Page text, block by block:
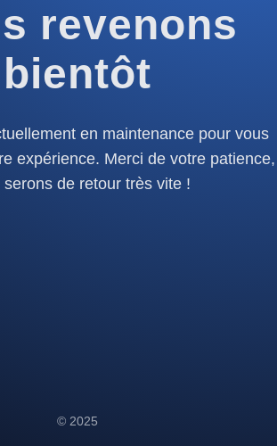
revenons
bientôt
en maintenance pour vous
expérience. Merci de votre patience,
serons de retour très vite !
© 2025